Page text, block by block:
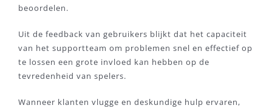
beoordelen.
Uit de feedback van gebruikers blijkt dat het capaciteit
van het supportteam om problemen snel en effectief op
te lossen een grote invloed kan hebben op de
tevredenheid van spelers.
Wanneer klanten vlugge en deskundige hulp ervaren,